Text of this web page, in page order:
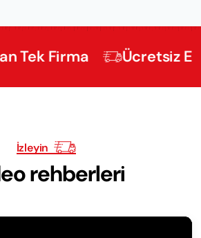
Ücretsiz Ekspertiz
İzleyin
rehberleri